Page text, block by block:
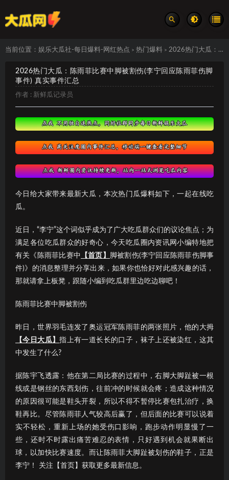
当前位置： 娱乐大瓜社-每日爆料-网红热点 > 热门爆料 > 2026热门大瓜：陈雨菲比赛中脚被割伤(李宁回应陈雨菲伤脚事件) 真实事件汇总
2026热门大瓜：陈雨菲比赛中脚被割伤(李宁回应陈雨菲伤脚
事件) 真实事件汇总
作者 : 新鲜瓜记录员
今日给大家带来最新大瓜，本次热门瓜爆料如下，一起在线吃
瓜。
近日，“李宁”这个词似乎成为了广大吃瓜群众们的议论焦点；为
满足各位吃瓜群众的好奇心，今天吃瓜圈内资讯网小编特地把
有关《陈雨菲比赛中
【首页】
脚被割伤(李宁回应陈雨菲伤脚事
件)》的消息整理并分享出来，如果你也恰好对此感兴趣的话，
那就请拿上板凳，跟随小编到吃瓜群里边吃边聊吧！
陈雨菲比赛中脚被割伤
昨日，世界羽毛连发了奥运冠军陈雨菲的两张照片，他的大拇
【今日大瓜】指上有一道长长的口子，袜子上还被染红，这其
中发生了什么?
据陈宇飞透露：他在第二局比赛的过程中，右脚大脚趾被一根
线或是钢丝的东西划伤，往前冲的时候就会疼；造成这种情况
的原因很可能是鞋头开裂，所以不得不暂停比赛包扎治疗，换
鞋再比。尽管陈雨菲人气较高后赢了，但后面的比赛可以说着
实不轻松，重新上场的她受伤口影响，跑步动作明显慢了一
些，还时不时露出痛苦难忍的表情，只好遇到机会就果断出
球，以加快比赛速度。而让陈雨菲大脚趾被划伤的鞋子，正是
李宁！ 关注【首页】获取更多最新信息。